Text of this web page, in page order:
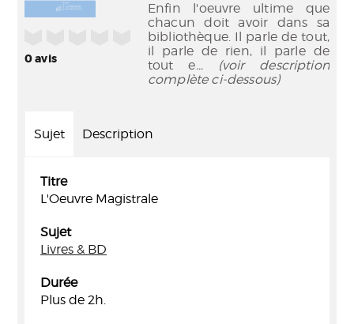
0avis
Enfin l'oeuvre ultime que
chacun doit avoir dans sa
bibliothèque. Il parle de tout,
il parle de rien, il parle de
tout e... (voir description
complète ci-dessous)
Sujet Description
Titre
L'Oeuvre Magistrale
Sujet
Livres & BD
Durée
Plus de 2h.